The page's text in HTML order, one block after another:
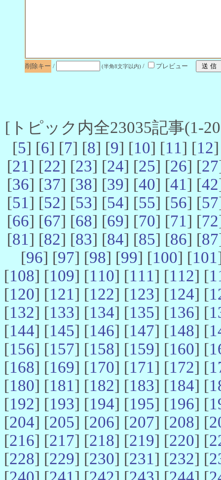
削除キー / (半角8文字以内) / プレビュー
[トピック内全23035記事(1-
[5] [6] [7] [8] [9] [10] [11] [12
[21] [22] [23] [24] [25] [26] [27
[36] [37] [38] [39] [40] [41] [42
[51] [52] [53] [54] [55] [56] [57
[66] [67] [68] [69] [70] [71] [72
[81] [82] [83] [84] [85] [86] [87
[96] [97] [98] [99] [100] [101
[108] [109] [110] [111] [112] [
[120] [121] [122] [123] [124] [
[132] [133] [134] [135] [136] [
[144] [145] [146] [147] [148] [
[156] [157] [158] [159] [160] [
[168] [169] [170] [171] [172] [
[180] [181] [182] [183] [184] [
[192] [193] [194] [195] [196] [
[204] [205] [206] [207] [208] [
[216] [217] [218] [219] [220] [
[228] [229] [230] [231] [232] [